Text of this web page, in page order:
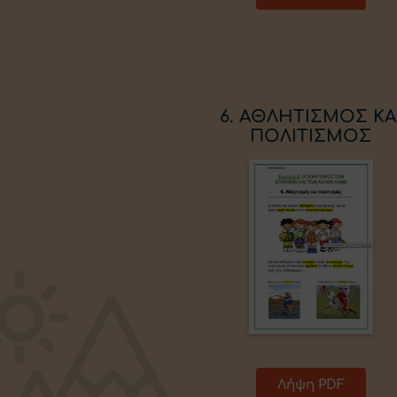
6. ΑΘΛΗΤΙΣΜΟΣ
ΠΟΛΙΤΙΣΜΟΣ
Λήψη PDF